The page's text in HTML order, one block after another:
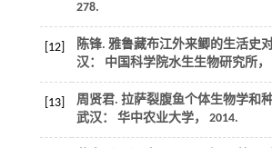
278.
[12]
陈锋. 雅鲁藏布江外来鲫的生活史
汉： 中国科学院水生生物研究所，
[13]
周贤君. 拉萨裂腹鱼个体生物学和
武汉： 华中农业大学， 2014.